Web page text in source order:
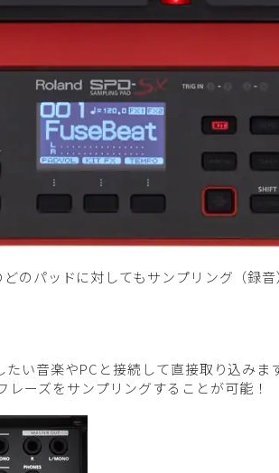
のパッドに対してもサンプリング（録
い音楽やPCと接続して直接取り込みま
レーズをサンプリングすることが可能！